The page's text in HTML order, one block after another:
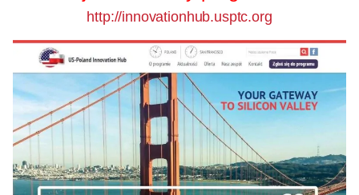
http://innovationhub.usptc.org